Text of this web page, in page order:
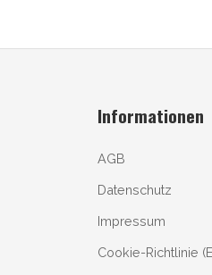
Informationen
AGB
Datenschutz
Impressum
Cookie-Richtlinie